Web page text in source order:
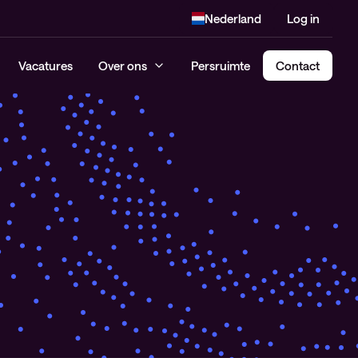
Nederland Log in
Vacatures Over ons Persruimte Contact